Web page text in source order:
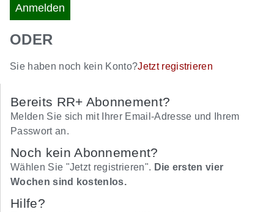
Anmelden
ODER
Sie haben noch kein Konto?Jetzt registrieren
Bereits RR+ Abonnement?
Melden Sie sich mit Ihrer Email-Adresse und Ihrem
Passwort an.
Noch kein Abonnement?
Wählen Sie "Jetzt registrieren". Die ersten vier
Wochen sind kostenlos.
Hilfe?